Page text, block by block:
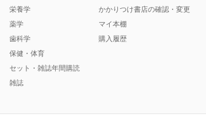
栄養学
薬学
歯科学
保健・体育
セット・雑誌年間購読
雑誌
かかりつけ書店の確認・変更
マイ本棚
購入履歴